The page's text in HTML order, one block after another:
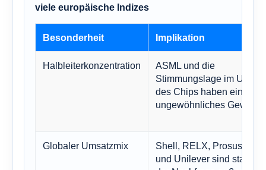
viele europäische Indizes
Besonderheit Implikation
Halbleiterkonzentration
ASML und die
Stimmungslage im Umfeld
des Chips haben ein
ungewöhnliches Gewicht.
Globaler Umsatzmix
Shell, RELX, Prosus,
und Unilever sind stark